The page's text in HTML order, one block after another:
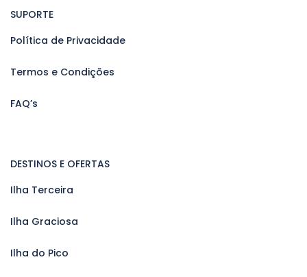
SUPORTE
Política de Privacidade
Termos e Condições
FAQ’s
DESTINOS E OFERTAS
Ilha Terceira
Ilha Graciosa
Ilha do Pico